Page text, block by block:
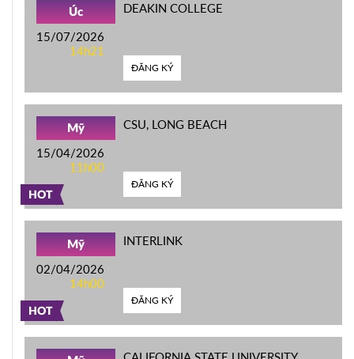
Úc
15/07/2026
14h21
DEAKIN COLLEGE
ĐĂNG KÝ
HOT
Mỹ
15/04/2026
11h00
CSU, LONG BEACH
ĐĂNG KÝ
HOT
Mỹ
02/04/2026
14h00
INTERLINK
ĐĂNG KÝ